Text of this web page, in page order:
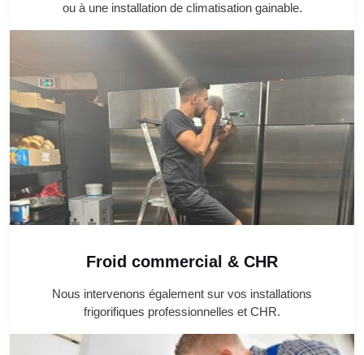
ou à une installation de climatisation gainable.
Froid commercial & CHR
Nous intervenons également sur vos installations
frigorifiques professionnelles et CHR.